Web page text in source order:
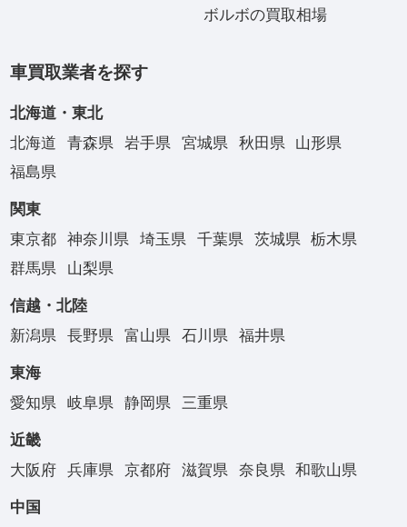
ボルボの買取相場
車買取業者を探す
北海道・東北
北海道
青森県 岩手県 宮城県 秋田県
山形県
福島県
関東
東京都
神奈川県 埼玉県 千葉県 茨城県
栃木県
群馬県
山梨県
信越・北陸
新潟県
長野県 富山県 石川県 福井県
東海
愛知県
岐阜県 静岡県 三重県
近畿
大阪府
兵庫県 京都府 滋賀県 奈良県 和歌山県
中国